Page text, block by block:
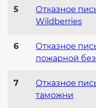
5
Отказное
Wildberries
6
Отказное
пожарной
7
Отказное
таможни